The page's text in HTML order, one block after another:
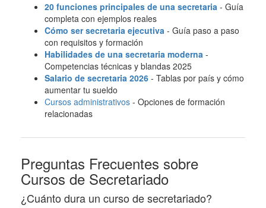
20 funciones principales de una secretaria - Guía
completa con ejemplos reales
Cómo ser secretaria ejecutiva - Guía paso a paso
con requisitos y formación
Habilidades de una secretaria moderna -
Competencias técnicas y blandas 2025
Salario de secretaria 2026 - Tablas por país y cómo
aumentar tu sueldo
Cursos administrativos - Opciones de formación
relacionadas
Preguntas Frecuentes sobre
Cursos de Secretariado
¿Cuánto dura un curso de secretariado?